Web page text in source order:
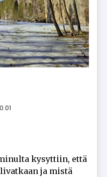
ky­syt­tiin, et­tä
ja mis­tä